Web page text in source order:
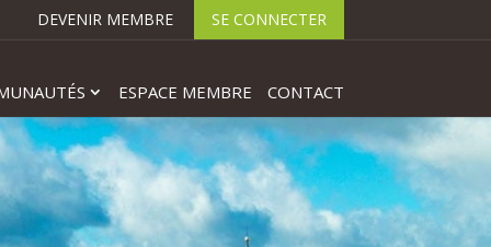
DEVENIR MEMBRE SE CONNECTER
ESPACE MEMBRE CONTACT